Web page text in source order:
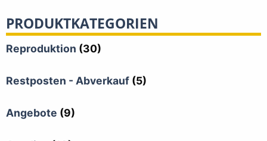
PRODUKTKATEGORIEN
Reproduktion (30)
Restposten - Abverkauf (5)
Angebote (9)